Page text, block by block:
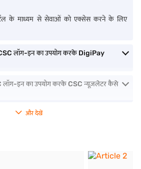
के माध्यम से सेवाओं को एक्सेस करने के लिए
CSC लॉग-इन का उपयोग करके DigiPay
लॉग-इन का उपयोग करके CSC न्यूज़लेटर कैसे
और देखें